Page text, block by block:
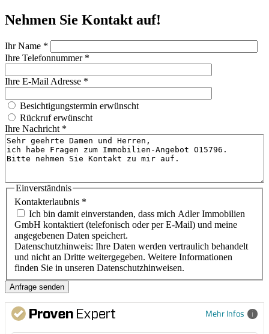
Nehmen Sie Kontakt auf!
Ihr Name *
Ihre Telefonnummer *
Ihre E-Mail Adresse *
Besichtigungstermin erwünscht?
Besichtigungstermin erwünscht
Rückruf
Rückruf erwünscht
Ihre Nachricht *
Einverständnis
Kontakterlaubnis *
Ich bin damit einverstanden, dass mich Adler Immobilien
GmbH kontaktiert (telefonisch oder per E-Mail) und meine
angegebenen Daten speichert.
Datenschutzhinweis: Ihre Daten werden vertraulich behandelt
und nicht an Dritte weitergegeben. Weitere Informationen
finden Sie in unseren Datenschutzhinweisen.
Mehr Infos